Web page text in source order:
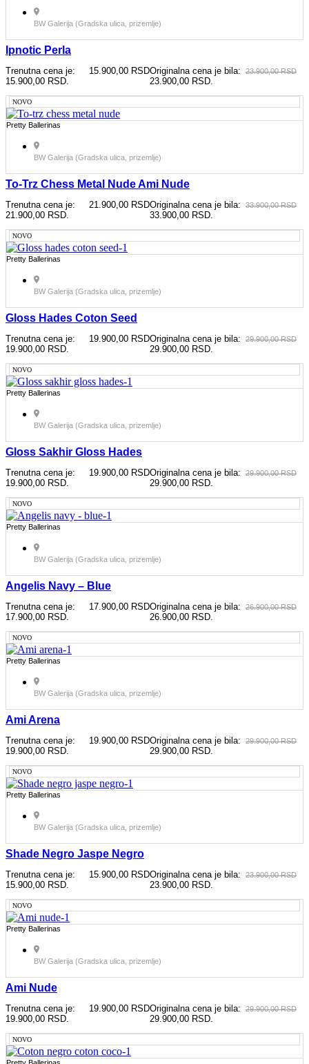
BW Galerija (Gradska ulica, prizemlje)
Ipnotic Perla
23.900,00RSD
Originalna cena je bila:
23.900,00 RSD.
15.900,00 RSD
Trenutna cena je:
15.900,00 RSD.
NOVO
Pretty Ballerinas
BW Galerija (Gradska ulica, prizemlje)
To-Trz Chess Metal Nude Ami Nude
33.900,00RSD
Originalna cena je bila:
33.900,00 RSD.
21.900,00 RSD
Trenutna cena je:
21.900,00 RSD.
NOVO
Pretty Ballerinas
BW Galerija (Gradska ulica, prizemlje)
Gloss Hades Coton Seed
29.900,00RSD
Originalna cena je bila:
29.900,00 RSD.
19.900,00 RSD
Trenutna cena je:
19.900,00 RSD.
NOVO
Pretty Ballerinas
BW Galerija (Gradska ulica, prizemlje)
Gloss Sakhir Gloss Hades
29.900,00RSD
Originalna cena je bila:
29.900,00 RSD.
19.900,00 RSD
Trenutna cena je:
19.900,00 RSD.
NOVO
Pretty Ballerinas
BW Galerija (Gradska ulica, prizemlje)
Angelis Navy – Blue
26.900,00RSD
Originalna cena je bila:
26.900,00 RSD.
17.900,00 RSD
Trenutna cena je:
17.900,00 RSD.
NOVO
Pretty Ballerinas
BW Galerija (Gradska ulica, prizemlje)
Ami Arena
29.900,00RSD
Originalna cena je bila:
29.900,00 RSD.
19.900,00 RSD
Trenutna cena je:
19.900,00 RSD.
NOVO
Pretty Ballerinas
BW Galerija (Gradska ulica, prizemlje)
Shade Negro Jaspe Negro
23.900,00RSD
Originalna cena je bila:
23.900,00 RSD.
15.900,00 RSD
Trenutna cena je:
15.900,00 RSD.
NOVO
Pretty Ballerinas
BW Galerija (Gradska ulica, prizemlje)
Ami Nude
29.900,00RSD
Originalna cena je bila:
29.900,00 RSD.
19.900,00 RSD
Trenutna cena je:
19.900,00 RSD.
NOVO